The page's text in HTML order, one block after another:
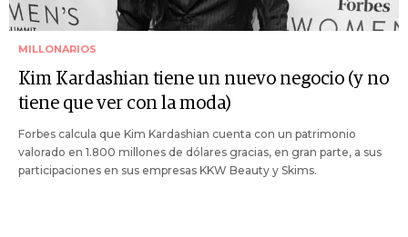
MILLONARIOS
Kim Kardashian tiene un nuevo negocio (y no
tiene que ver con la moda)
Forbes calcula que Kim Kardashian cuenta con un patrimonio
valorado en 1.800 millones de dólares gracias, en gran parte, a sus
participaciones en sus empresas KKW Beauty y Skims.